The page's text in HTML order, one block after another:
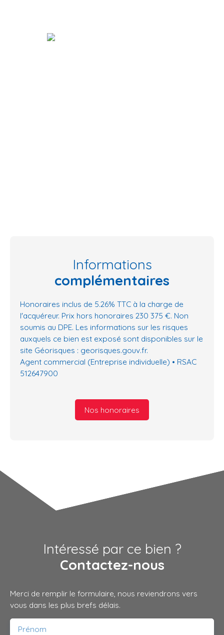
Informations
complémentaires
Honoraires inclus de 5.26% TTC à la charge de
l'acquéreur. Prix hors honoraires 230 375 €. Non
soumis au DPE. Les informations sur les risques
auxquels ce bien est exposé sont disponibles sur le
site Géorisques : georisques.gouv.fr.
Agent commercial (Entreprise individuelle) • RSAC
512647900
Nos honoraires
Intéressé par ce bien ?
Contactez-nous
Merci de remplir le formulaire, nous reviendrons vers
vous dans les plus brefs délais.
Prénom